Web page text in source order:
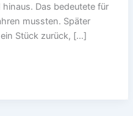
Das bedeutete für
mussten. Später
Stück zurück, […]